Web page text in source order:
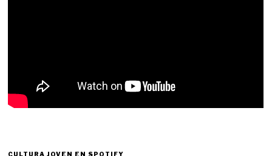
CULTURA JOVEN EN SPOTIFY